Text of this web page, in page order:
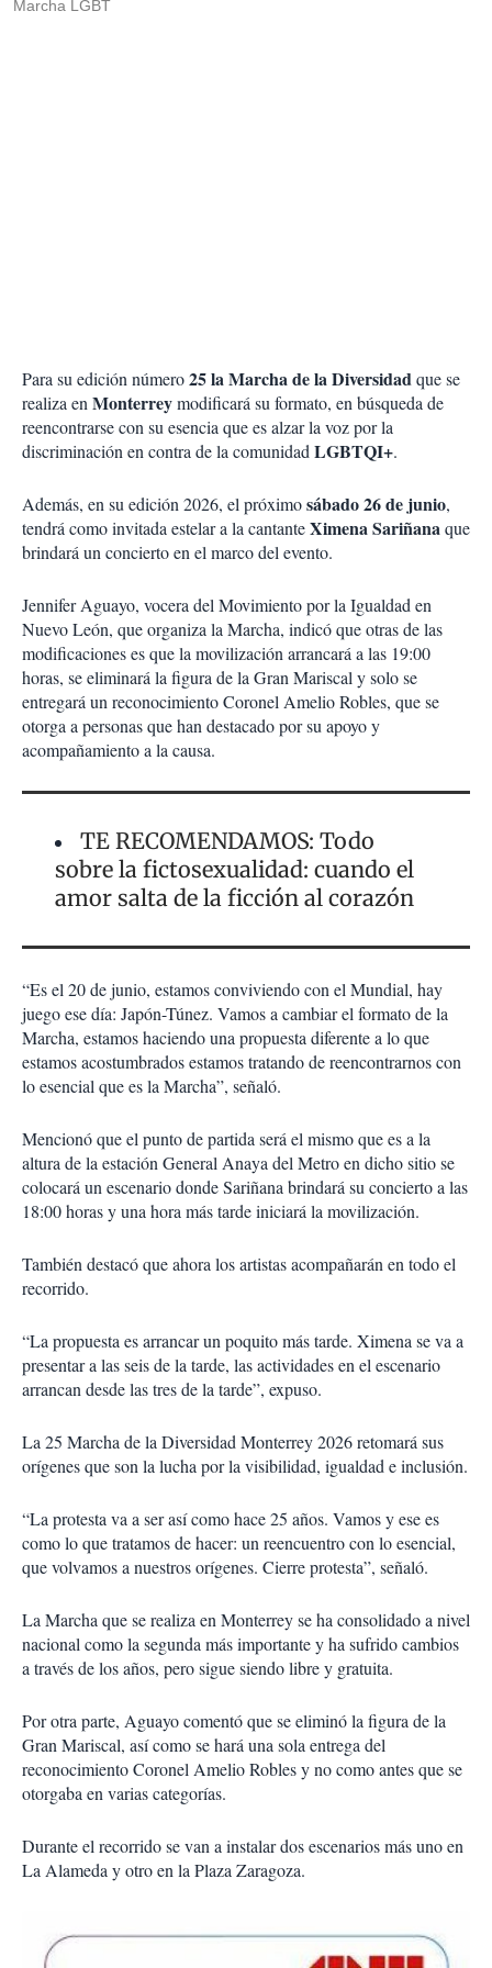
Marcha LGBT
Para su edición número25 la Marcha de la Diversidadque se
realiza enMonterreymodificará su formato, en búsqueda de
reencontrarse con su esencia que es alzar la voz por la
discriminación en contra de la comunidadLGBTQI+.
Además, en su edición 2026, el próximosábado 26 de junio,
tendrá como invitada estelar a la cantanteXimena Sariñanaque
brindará un concierto en el marco del evento.
Jennifer Aguayo, vocera del Movimiento por la Igualdad en
Nuevo León, que organiza la Marcha, indicó que otras de las
modificaciones es que la movilización arrancará a las 19:00
horas, se eliminará la figura de la Gran Mariscal y solo se
entregará un reconocimiento Coronel Amelio Robles, que se
otorga a personas que han destacado por su apoyo y
acompañamiento a la causa.
TE RECOMENDAMOS: Todo
sobre la fictosexualidad: cuando el
amor salta de la ficción al corazón
“Es el 20 de junio, estamos conviviendo con el Mundial, hay
juego ese día: Japón-Túnez. Vamos a cambiar el formato de la
Marcha, estamos haciendo una propuesta diferente a lo que
estamos acostumbrados estamos tratando de reencontrarnos con
lo esencial que es la Marcha”, señaló.
Mencionó que el punto de partida será el mismo que es a la
altura de la estación General Anaya del Metro en dicho sitio se
colocará un escenario donde Sariñana brindará su concierto a las
18:00 horas y una hora más tarde iniciará la movilización.
También destacó que ahora los artistas acompañarán en todo el
recorrido.
“La propuesta es arrancar un poquito más tarde. Ximena se va a
presentar a las seis de la tarde, las actividades en el escenario
arrancan desde las tres de la tarde”, expuso.
La 25 Marcha de la Diversidad Monterrey 2026 retomará sus
orígenes que son la lucha por la visibilidad, igualdad e inclusión.
“La protesta va a ser así como hace 25 años. Vamos y ese es
como lo que tratamos de hacer: un reencuentro con lo esencial,
que volvamos a nuestros orígenes. Cierre protesta”, señaló.
La Marcha que se realiza en Monterrey se ha consolidado a nivel
nacional como la segunda más importante y ha sufrido cambios
a través de los años, pero sigue siendo libre y gratuita.
Por otra parte, Aguayo comentó que se eliminó la figura de la
Gran Mariscal, así como se hará una sola entrega del
reconocimiento Coronel Amelio Robles y no como antes que se
otorgaba en varias categorías.
Durante el recorrido se van a instalar dos escenarios más uno en
La Alameda y otro en la Plaza Zaragoza.